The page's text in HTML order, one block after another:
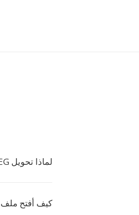
لماذا تحويل MJPEG إلى SPH؟
كيف أفتح ملف SPH؟